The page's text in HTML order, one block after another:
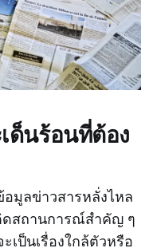
ด็นร้อนที่ต้อง
มูลข่าวสารหลั่งไหล
ดสถานการณ์สำคัญ ๆ
เป็นเรื่องใกล้ตัวหรือ